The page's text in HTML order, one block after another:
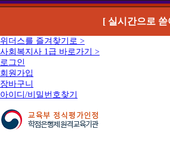
[ 실시간으로
위더스를 즐겨찾기로 >
사회복지사 1급 바로가기 >
로그인
회원가입
장바구니
아이디/비밀번호찾기